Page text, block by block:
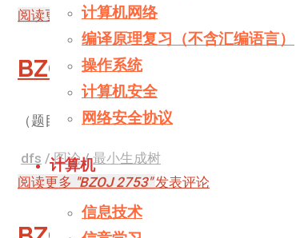
计算机网络
编译原理复习（不含汇编语言）
操作系统
计算机安全
网络安全协议
计算机
信息技术
阅读更多 "BZOJ 4152" 1 个评论
BZOJ 2753
（题目自己去看啦！！！）
dfs /图论/最小生成树
阅读更多 "BZOJ 2753" 发表评论